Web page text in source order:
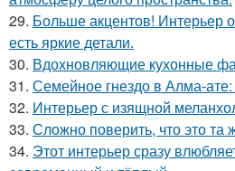
29. Больше акцентов! Интерьер
есть яркие детали.
30. Вдохновляющие кухонные
31. Семейное гнездо в Алма-
32. Интерьер с изящной
33. Сложно поверить, что это та
34. Этот интерьер сразу